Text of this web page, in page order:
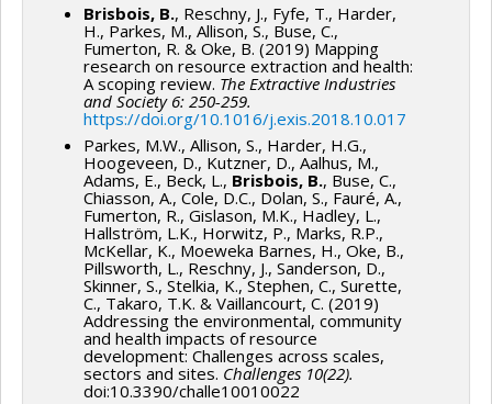
Brisbois, B., Reschny, J., Fyfe, T., Harder,
H., Parkes, M., Allison, S., Buse, C.,
Fumerton, R. & Oke, B. (2019) Mapping
research on resource extraction and health:
A scoping review. The Extractive Industries
and Society 6: 250-259.
https://doi.org/10.1016/j.exis.2018.10.017
Parkes, M.W., Allison, S., Harder, H.G.,
Hoogeveen, D., Kutzner, D., Aalhus, M.,
Adams, E., Beck, L., Brisbois, B., Buse, C.,
Chiasson, A., Cole, D.C., Dolan, S., Fauré, A.,
Fumerton, R., Gislason, M.K., Hadley, L.,
Hallström, L.K., Horwitz, P., Marks, R.P.,
McKellar, K., Moeweka Barnes, H., Oke, B.,
Pillsworth, L., Reschny, J., Sanderson, D.,
Skinner, S., Stelkia, K., Stephen, C., Surette,
C., Takaro, T.K. & Vaillancourt, C. (2019)
Addressing the environmental, community
and health impacts of resource
development: Challenges across scales,
sectors and sites. Challenges 10(22).
doi:10.3390/challe10010022